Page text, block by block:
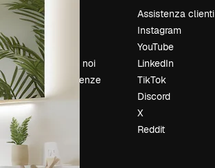
Prezzi
Chi siamo
Recensioni
Lavora con noi
Cerca tendenze
Blog
Eventi
Vendi i tuoi
contenuti
Assistenza clienti
Instagram
YouTube
LinkedIn
TikTok
Discord
X
Reddit